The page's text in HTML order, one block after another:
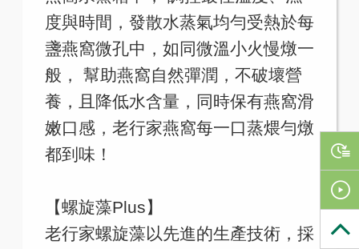
度與時間，發散水蒸氣均勻受熱於每
盞燕窩微孔中，如同微溫小火慢燉一
般， 幫助燕窩自然彈潤，不破壞營
養，且降低水含量，同時保有燕窩滑
嫩口感，老行家燕窩每一口蒸煨勻燉
都到味！
【螺旋藻Plus】
老行家螺旋藻以先進的生產技術，採